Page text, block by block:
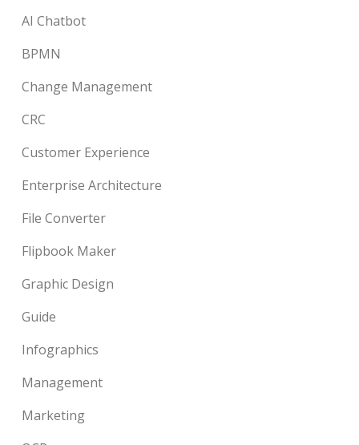
AI Chatbot
BPMN
Change Management
CRC
Customer Experience
Enterprise Architecture
File Converter
Flipbook Maker
Graphic Design
Guide
Infographics
Management
Marketing